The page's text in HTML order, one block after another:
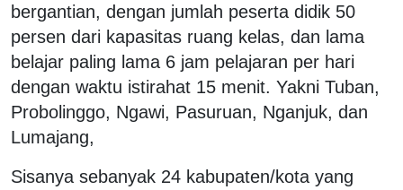
bergantian, dengan jumlah peserta didik 50
persen dari kapasitas ruang kelas, dan lama
belajar paling lama 6 jam pelajaran per hari
dengan waktu istirahat 15 menit. Yakni Tuban,
Probolinggo, Ngawi, Pasuruan, Nganjuk, dan
Lumajang,
Sisanya sebanyak 24 kabupaten/kota yang